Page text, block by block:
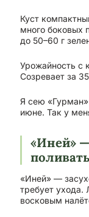
Куст
много боковых
до 50–60 г
Урожайность с
Созревает за
Я сею
июне. Так у
«Иней»
поливать
«Иней» —
требует ухода.
восковым